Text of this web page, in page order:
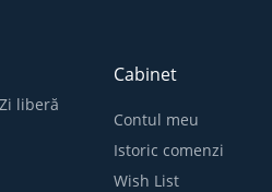
liberă
Cabinet
Contul meu
Istoric comenzi
Wish List